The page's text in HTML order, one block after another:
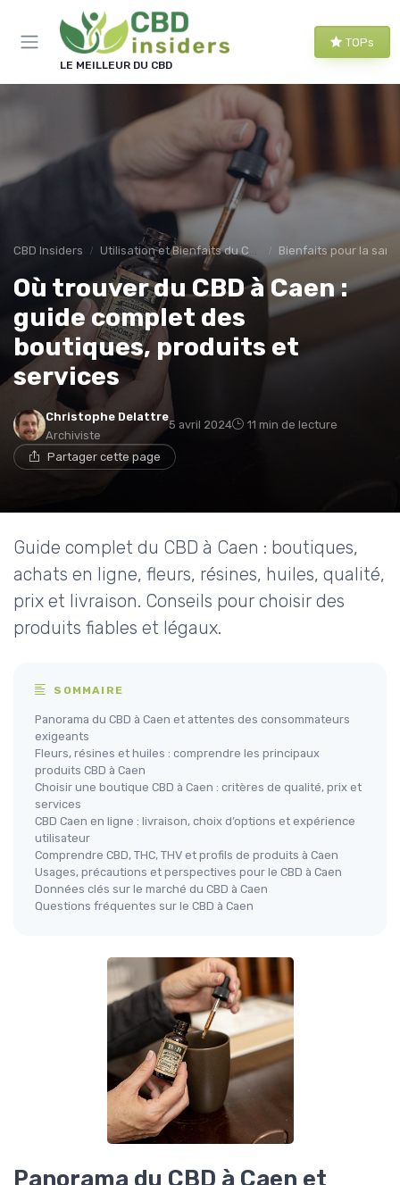
LE MEILLEUR DU CBD
TOPs
CBD Insiders Utilisation et Bienfaits du CBD Bienfaits pour la
Où trouver du CBD à Caen :
guide complet des
boutiques, produits et
services
Christophe Delattre
Archiviste
5 avril 2024 11 min de lecture
Partager cette page
Guide complet du CBD à Caen : boutiques,
achats en ligne, fleurs, résines, huiles, qualité,
prix et livraison. Conseils pour choisir des
produits fiables et légaux.
SOMMAIRE
Panorama du CBD à Caen et attentes des consommateurs
exigeants
Fleurs, résines et huiles : comprendre les principaux
produits CBD à Caen
Choisir une boutique CBD à Caen : critères de qualité, prix et
services
CBD Caen en ligne : livraison, choix d’options et expérience
utilisateur
Comprendre CBD, THC, THV et profils de produits à Caen
Usages, précautions et perspectives pour le CBD à Caen
Données clés sur le marché du CBD à Caen
Questions fréquentes sur le CBD à Caen
Panorama du CBD à Caen et
Panneau de gestion des cookies